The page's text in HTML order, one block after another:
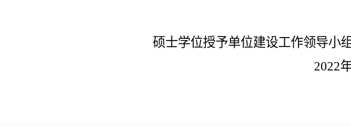
硕士学位授予单位建设工作领导小
2022